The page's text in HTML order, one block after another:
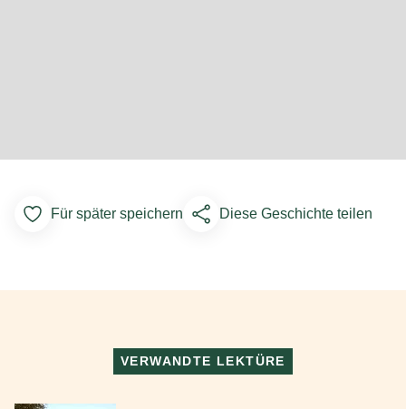
Add to Favorites
Für später speichern Diese Geschichte teilen
VERWANDTE LEKTÜRE